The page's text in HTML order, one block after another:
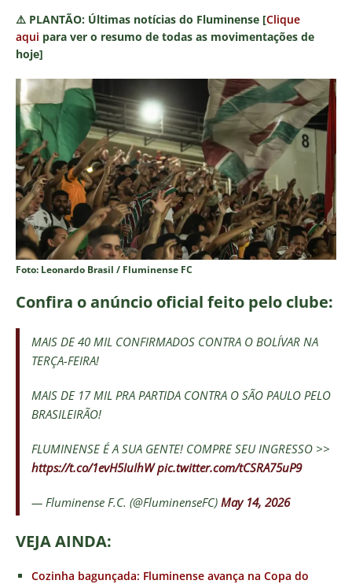
⚠️ PLANTÃO: Últimas notícias do Fluminense [Clique
aqui para ver o resumo de todas as movimentações de
hoje]
Foto: Leonardo Brasil / Fluminense FC
Confira o anúncio oficial feito pelo clube:
MAIS DE 40 MIL CONFIRMADOS CONTRA O BOLÍVAR NA
TERÇA-FEIRA!
MAIS DE 17 MIL PRA PARTIDA CONTRA O SÃO PAULO PELO
BRASILEIRÃO!
FLUMINENSE É A SUA GENTE! COMPRE SEU INGRESSO >>
https://t.co/1evH5IuIhW pic.twitter.com/tCSRA75uP9
— Fluminense F.C. (@FluminenseFC) May 14, 2026
VEJA AINDA:
Cozinha bagunçada: Fluminense avança na Copa do